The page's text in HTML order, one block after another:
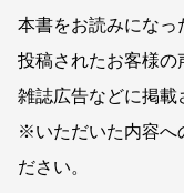
本書をお読みになっ
投稿されたお客様の
雑誌広告などに掲載
※いただいた内容へ
ださい。